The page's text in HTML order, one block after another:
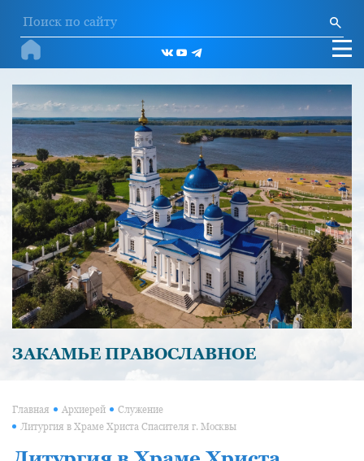
ЗАКАМЬЕ ПРАВОСЛАВНОЕ
Главная Архиерей
Служение
Литургия в Храме Христа Спасителя г. Москвы